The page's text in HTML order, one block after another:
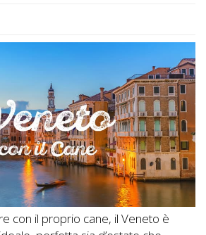
con il proprio cane, il Veneto è